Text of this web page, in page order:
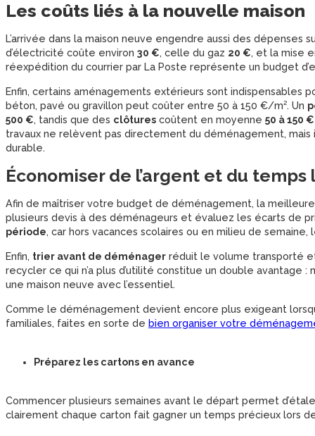
Les coûts liés à la nouvelle maison
L’arrivée dans la maison neuve engendre aussi des dépenses
d’électricité coûte environ 30 €, celle du gaz 20 €, et la mise
réexpédition du courrier par La Poste représente un budget
Enfin, certains aménagements extérieurs sont indispensables
béton, pavé ou gravillon peut coûter entre 50 à 150 €/m². Un
500 €, tandis que des clôtures coûtent en moyenne 50 à 150
travaux ne relèvent pas directement du déménagement,
durable.
Économiser de l’argent et du
Afin de maîtriser votre budget de déménagement, la
plusieurs devis à des déménageurs et évaluez les écarts de
période, car hors vacances scolaires ou en milieu de
Enfin, trier avant de déménager réduit le volume transporté
recycler ce qui n’a plus d’utilité constitue un double avantage
une maison neuve avec l’essentiel.
Comme le déménagement devient encore plus exigeant
familiales, faites en sorte de bien organiser votre
Préparez les cartons en avance
Commencer plusieurs semaines avant le départ permet
clairement chaque carton fait gagner un temps précieux lors